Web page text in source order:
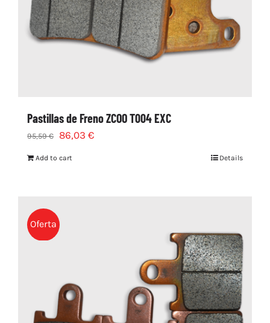
Pastillas de Freno ZCOO T004 EXC
95,59€ 86,03 €
Add to cart Details
Oferta